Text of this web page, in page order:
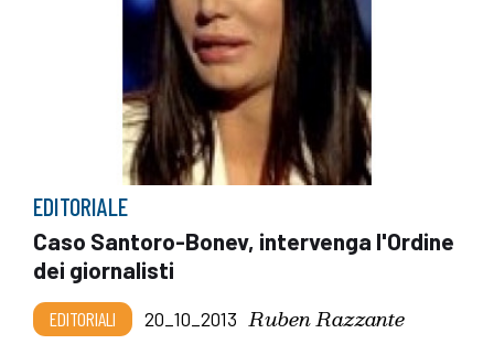
EDITORIALE
Caso Santoro-Bonev, intervenga l'Ordine
dei giornalisti
EDITORIALI 20_10_2013 Ruben Razzante